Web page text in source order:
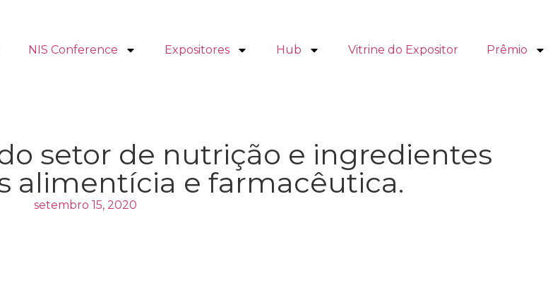
NIS Conference Expositores Hub Vitrine do Expositor Prêmio
setor de nutrição e ingredientes
alimentícia e farmacêutica.
setembro 15, 2020